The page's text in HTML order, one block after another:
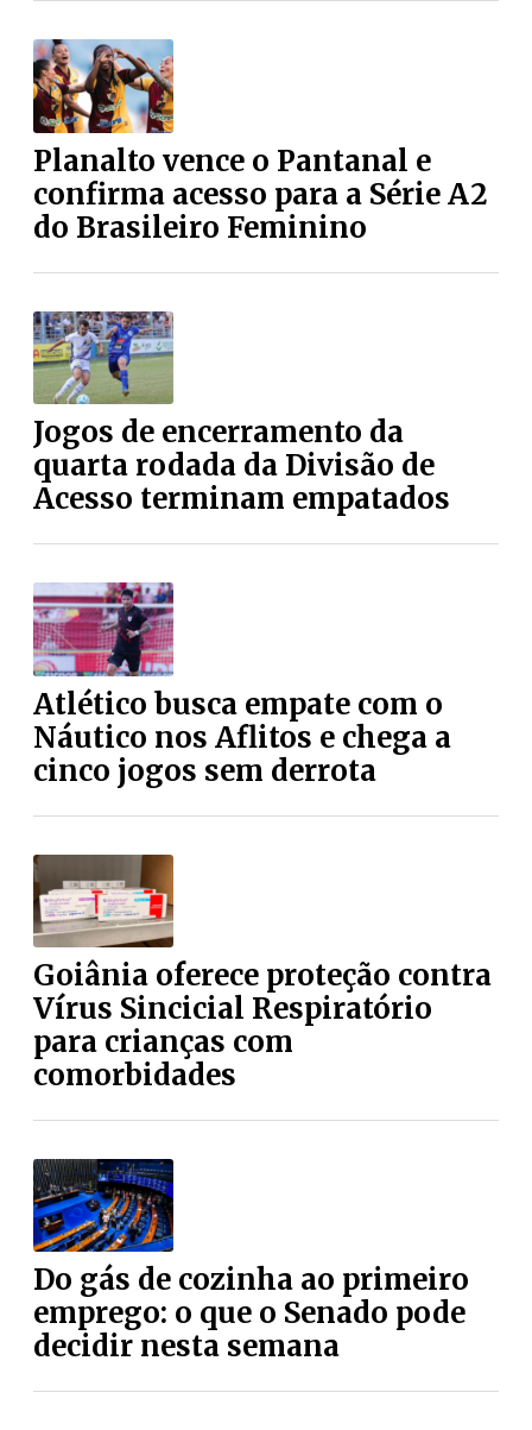
Planalto vence o Pantanal e
confirma acesso para a Série A2
do Brasileiro Feminino
Jogos de encerramento da
quarta rodada da Divisão de
Acesso terminam empatados
Atlético busca empate com o
Náutico nos Aflitos e chega a
cinco jogos sem derrota
Goiânia oferece proteção contra
Vírus Sincicial Respiratório
para crianças com
comorbidades
Do gás de cozinha ao primeiro
emprego: o que o Senado pode
decidir nesta semana